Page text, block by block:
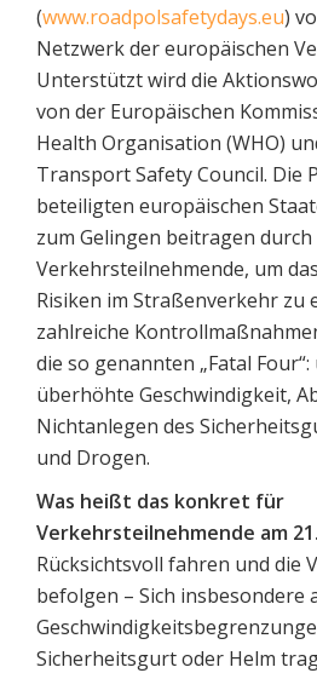
(www.roadpolsafetydays.eu)
Netzwerk der europäischen
Unterstützt wird die
von der Europäischen
Health Organisation (WHO)
Transport Safety Council. Die
beteiligten europäischen
zum Gelingen beitragen
Verkehrsteilnehmende, um
Risiken im Straßenverkehr zu
zahlreiche
die so genannten „Fatal
überhöhte Geschwindigkeit,
Nichtanlegen des
und Drogen.
Was heißt das konkret für
Verkehrsteilnehmende am
Rücksichtsvoll fahren und die
befolgen – Sich insbesondere
Sicherheitsgurt oder Helm